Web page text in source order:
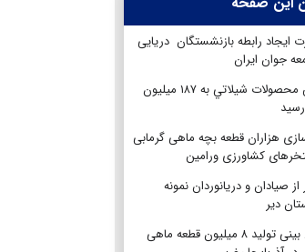
ایجاد رابطه بازنشستگان دریایی
جوان ایران
ارزش محصولات شيلاتي به ۱۸۷ ميليون
هزاران قطعه بچه ماهی گرمابی
کشاورزی ورامین
از صیادان و دریانوردان نمونه
دیر
پیش بینی تولید ۸ میلیون قطعه ماهی